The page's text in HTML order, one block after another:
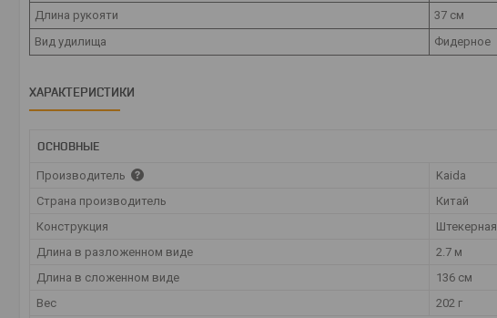
Длина рукояти
37 см
Вид удилища
Фидерное
ХАРАКТЕРИСТИКИ
ОСНОВНЫЕ
Производитель
Kaida
Страна производитель
Китай
Конструкция
Штекерная
Длина в разложенном виде
2.7 м
Длина в сложенном виде
136 см
Вес
202 г